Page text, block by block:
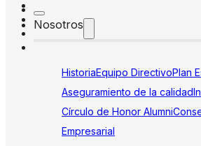
Nosotros
HistoriaEquipo DirectivoPlan
Aseguramiento de la calidad
Círculo de Honor Alumni
Empresarial